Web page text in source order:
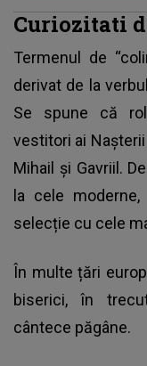
Curiozitati
Termenul de
derivat de la
Se spune că
vestitori ai
Mihail și Gavriil.
la cele
selecție cu cele
În multe țări
biserici, în
cântece păgâne.